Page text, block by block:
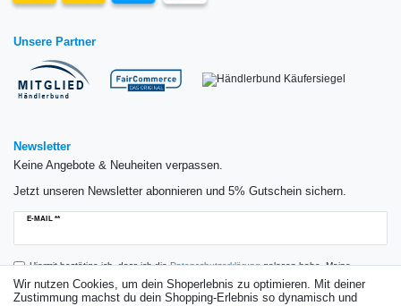
Unsere Partner
Newsletter
Keine Angebote & Neuheiten verpassen.
Jetzt unseren Newsletter abonnieren und 5% Gutschein sichern.
E-MAIL **
Newsletter
Hiermit bestätige ich, dass ich dieDaten­schutz­erklärunggelesen habe. Meine
Einwilligung kann ich jederzeit widerrufen.**
Wir nutzen Cookies, um dein Shoperlebnis zu optimieren. Mit deiner
Zustimmung machst du dein Shopping-Erlebnis so dynamisch und